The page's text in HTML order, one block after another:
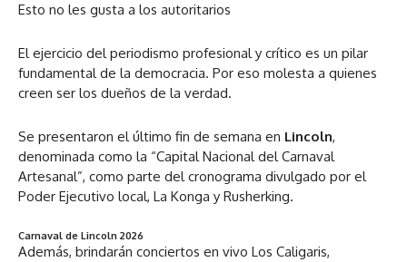
Esto no les gusta a los autoritarios
El ejercicio del periodismo profesional y crítico es un pilar
fundamental de la democracia. Por eso molesta a quienes
creen ser los dueños de la verdad.
Se presentaron el último fin de semana en Lincoln,
denominada como la “Capital Nacional del Carnaval
Artesanal”, como parte del cronograma divulgado por el
Poder Ejecutivo local, La Konga y Rusherking.
Carnaval de Lincoln 2026
Además, brindarán conciertos en vivo Los Caligaris,